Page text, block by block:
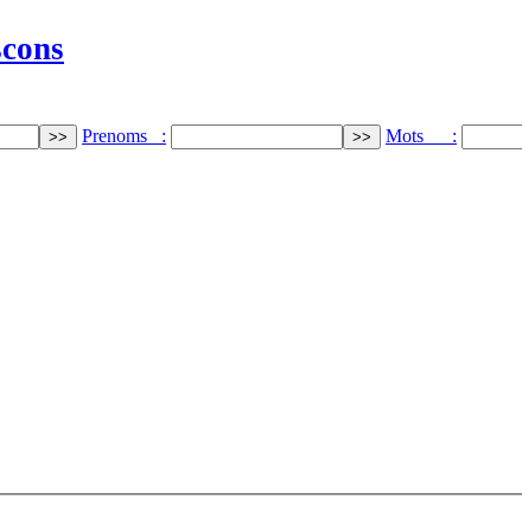
Prenoms : Mots :